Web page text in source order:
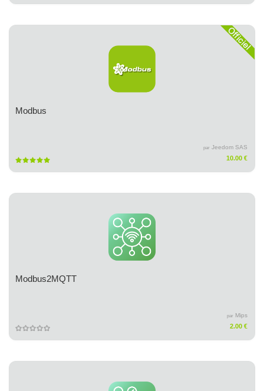
Modbus
par Jeedom SAS
10.00 €
Modbus2MQTT
par Mips
2.00 €